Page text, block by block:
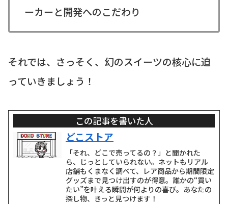
ーカーと開発へのこだわり
それでは、さっそく、幻のスイーツの核心に迫
っていきましょう！
この記事を書いた人
どこストア
「それ、どこで売ってるの？」と聞かれた
ら、じっとしていられない。ネットもリアル
店舗もくまなく調べて、レア商品から期間限定
グッズまで見つけ出すのが得意。誰かの“買い
たい”を叶える瞬間が何よりの喜び。あなたの
探し物、きっと見つけます！